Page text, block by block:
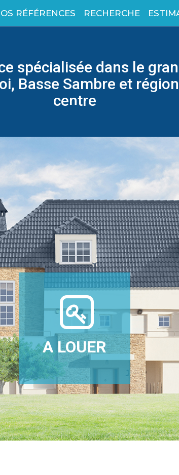
RÉFÉRENCES RECHERCHE
spécialisée dans le
Basse Sambre et
centre
A LOUER